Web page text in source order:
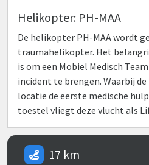
Helikopter: PH-MAA
De helikopter PH-MAA wordt
traumahelikopter. Het
is om een Mobiel Medisch
incident te brengen. Waarbij
locatie de eerste medische
toestel vliegt deze vlucht als
17 km